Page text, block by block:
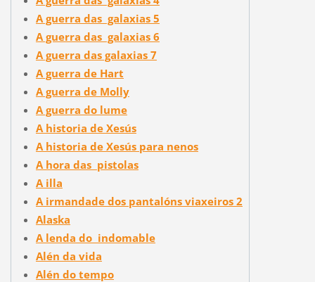
A guerra das galaxias 5
A guerra das galaxias 6
A guerra das galaxias 7
A guerra de Hart
A guerra de Molly
A guerra do lume
A historia de Xesús
A historia de Xesús para nenos
A hora das pistolas
A illa
A irmandade dos pantalóns viaxeiros 2
Alaska
A lenda do indomable
Alén da vida
Alén do tempo